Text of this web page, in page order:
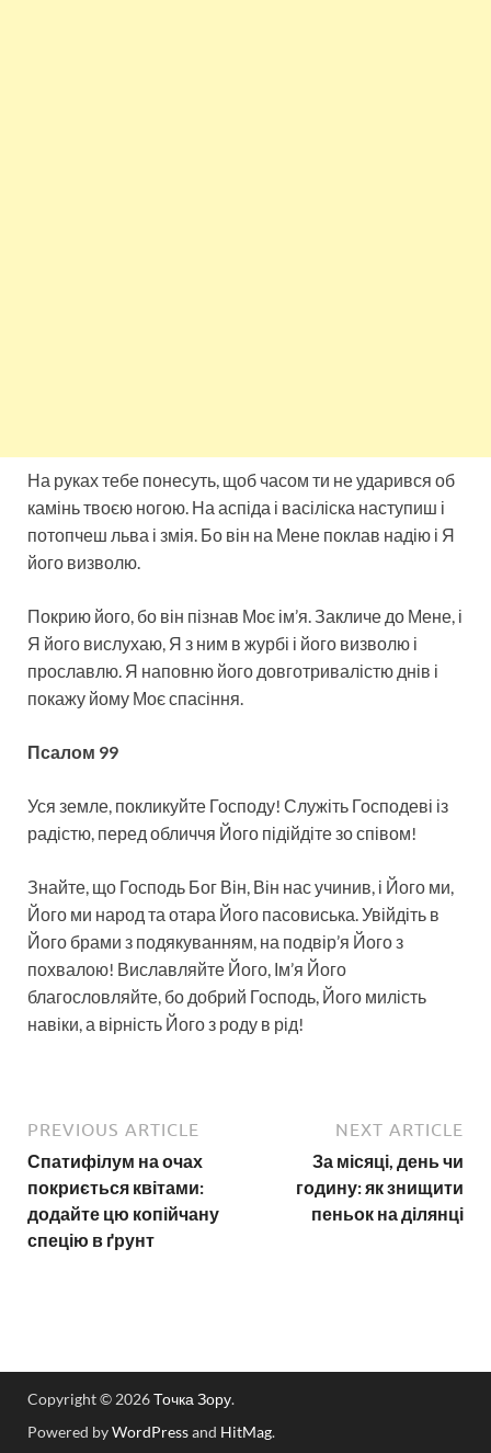
На руках тебе понесуть, щоб часом ти не ударився об
камінь твоєю ногою. На аспіда і васіліска наступиш і
потопчеш льва і змія. Бо він на Мене поклав надію і Я
його визволю.
Покрию його, бо він пізнав Моє ім’я. Закличе до Мене, і
Я його вислухаю, Я з ним в журбі і його визволю і
прославлю. Я наповню його довготривалістю днів і
покажу йому Моє спасіння.
Псалом 99
Уся земле, покликуйте Господу! Служіть Господеві із
радістю, перед обличчя Його підійдіте зо співом!
Знайте, що Господь Бог Він, Він нас учинив, і Його ми,
Його ми народ та отара Його пасовиська. Увійдіть в
Його брами з подякуванням, на подвір’я Його з
похвалою! Виславляйте Його, Ім’я Його
благословляйте, бо добрий Господь, Його милість
навіки, а вірність Його з роду в рід!
PREVIOUS ARTICLE
Спатифілум на очах
покриється квітами:
додайте цю копійчану
спецію в ґрунт
NEXT ARTICLE
За місяці, день чи
годину: як знищити
пеньок на ділянці
Copyright © 2026Точка Зору.
Powered byWordPressand HitMag.